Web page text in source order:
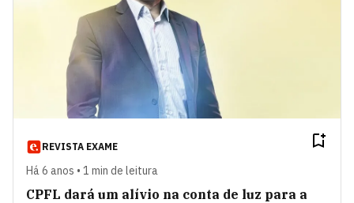
REVISTA EXAME
Há 6 anos • 1 min de leitura
CPFL dará um alívio na conta de luz para a